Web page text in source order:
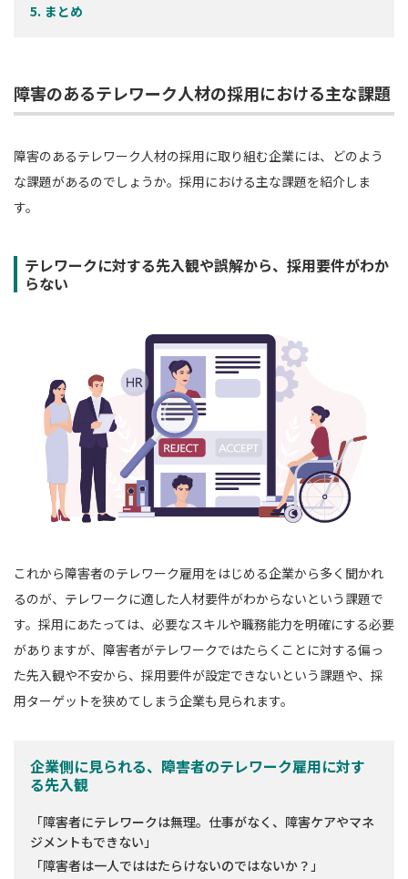
まとめ
障害のあるテレワーク人材の採用における主な課題
障害のあるテレワーク人材の採用に取り組む企業には、どのよう
な課題があるのでしょうか。採用における主な課題を紹介しま
す。
テレワークに対する先入観や誤解から、採用要件がわか
らない
これから障害者のテレワーク雇用をはじめる企業から多く聞かれ
るのが、テレワークに適した人材要件がわからないという課題で
す。採用にあたっては、必要なスキルや職務能力を明確にする必要
がありますが、障害者がテレワークではたらくことに対する偏っ
た先入観や不安から、採用要件が設定できないという課題や、採
用ターゲットを狭めてしまう企業も見られます。
企業側に見られる、障害者のテレワーク雇用に対す
る先入観
「障害者にテレワークは無理。仕事がなく、障害ケアやマネ
ジメントもできない」
「障害者は一人でははたらけないのではないか？」